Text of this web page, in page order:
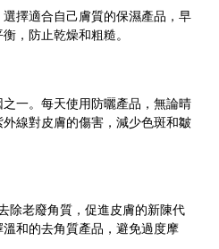
擇適合自己膚質的保濕產品，早
，防止乾燥和粗糙。
一。每天使用防曬產品，無論晴
線對皮膚的傷害，減少色斑和皺
除老廢角質，促進皮膚的新陳代
和的去角質產品，避免過度摩